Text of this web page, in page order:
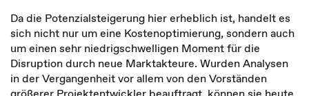
Da die Potenzialsteigerung hier erheblich ist, handelt es
sich nicht nur um eine Kostenoptimierung, sondern auch
um einen sehr niedrigschwelligen Moment für die
Disruption durch neue Marktakteure. Wurden Analysen
in der Vergangenheit vor allem von den Vorständen